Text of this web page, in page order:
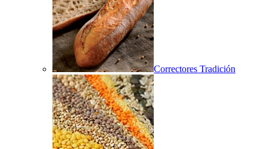
Correctores Tradición